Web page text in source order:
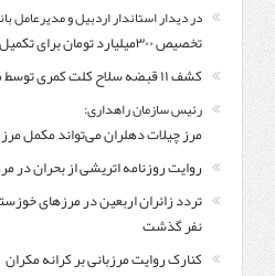
در دیدار استاندار اردبیل و مدیرعامل
تخصیص ۳۰۰میلیارد تومان برای تکمیل بزرگراه اردبیل-سرچم
کشف ۱۱ قبضه سلاح کلت کمری توسط مرزبانان هنگ مرزی ارومیه
رئیس سازمان راهداری:
مرز چیلات دهلران می‌تواند مکمل
روایت روزنامه اتریشی از بحران در
نفر گذشت
کنارک روایت مرزبانی بر کرانه مکران